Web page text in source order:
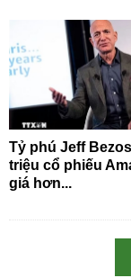
Tỷ phú Jeff
triệu cổ phiếu
giá hơn...